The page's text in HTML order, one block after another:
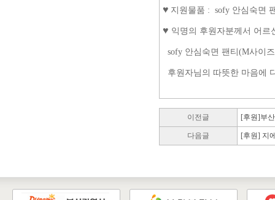
♥ 지원물품 : sofy 안심숙면
♥ 익명의 후원자분께서 어르
sofy 안심숙면 팬티(M사이
후원자님의 따뜻한 마음에
이전글 [후원]부
다음글 [후원] 지